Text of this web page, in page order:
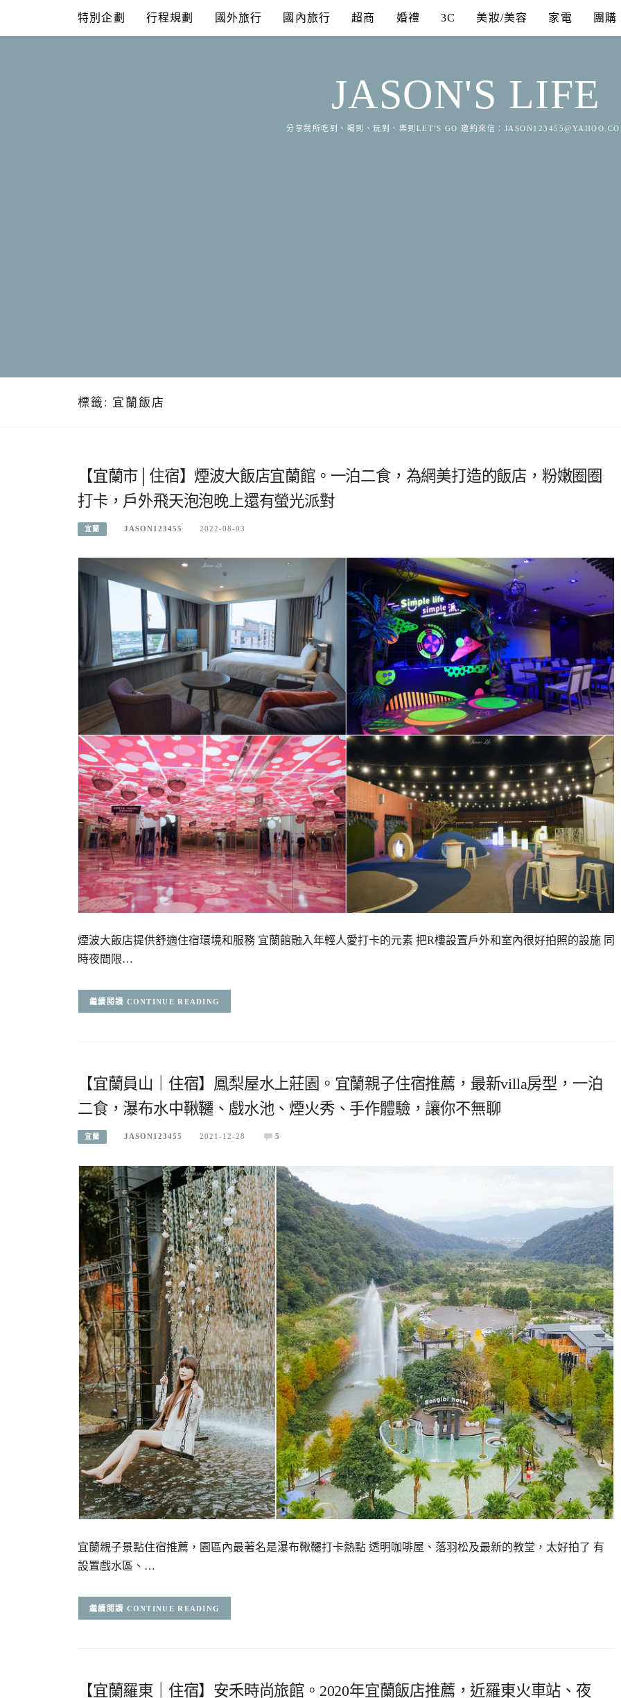
content
特別企劃 行程規劃 國外旅行 國內旅行 超商 婚禮 3C 美妝/美容 家電 團購
JASON'S LIFE
分享我所吃到、喝到、玩到、樂到LET'S GO 邀約來信：
標籤: 宜蘭飯店
【宜蘭市│住宿】煙波大飯店宜蘭館。一泊二食，為網美打造的飯店，粉嫩圈圈
打卡，戶外飛天泡泡晚上還有螢光派對
宜蘭 JASON123455 2022-08-03
煙波大飯店提供舒適住宿環境和服務 宜蘭館融入年輕人愛打卡的元素 把R樓設置戶外和室內很好拍照的設施 同
時夜間限…
CONTINUE READING
【宜蘭員山｜住宿】鳳梨屋水上莊園。宜蘭親子住宿推薦，最新villa房型，一泊
二食，瀑布水中鞦韆、戲水池、煙火秀、手作體驗，讓你不無聊
宜蘭 JASON123455 2021-12-28 5
宜蘭親子景點住宿推薦，園區內最著名是瀑布鞦韆打卡熱點 透明咖啡屋、落羽松及最新的教堂，太好拍了 有
設置戲水區、…
CONTINUE READING
【宜蘭羅東｜住宿】安禾時尚旅館。2020年宜蘭飯店推薦，近羅東火車站、夜